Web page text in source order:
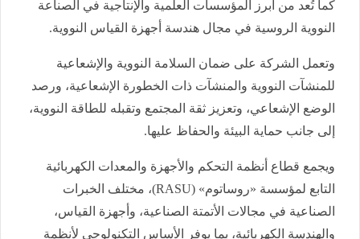
كما تُعد من أبرز المؤسسات العلمية والإنتاجية في الصناعة
النووية الروسية في مجال هندسة أجهزة القياس النووية.
وتعمل الشركة على ضمان السلامة النووية والإشعاعية
للمنشآت النووية والمنشآت ذات الخطورة الإشعاعية، ورصد
الوضع الإشعاعي، وتعزيز ثقة المجتمع وتقبله للطاقة النووية،
إلى جانب حماية البيئة والحفاظ عليها.
ويجمع قطاع أنظمة التحكم والأجهزة والمعدات الكهربائية
التابع لمؤسسة «روساتوم» (RASU)، مختلف الخبرات
الصناعية في مجالات الأتمتة الصناعية، وأجهزة القياس،
والهندسة الكهربائية، بما يوفر الأساس التكنولوجي لأنظمة